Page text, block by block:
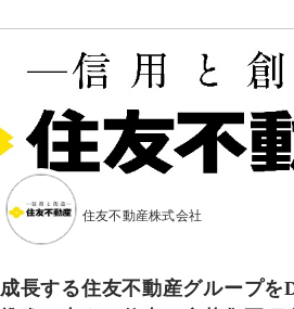
住友不動産株式会社
成長する住友不動産グループを